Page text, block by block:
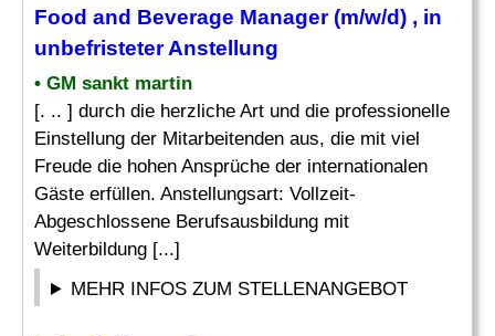
Food and Beverage Manager(m/w/d) , in
unbefristeter Anstellung
• GM sankt martin
[. .. ] durch die herzliche Art und die professionelle
Einstellung der Mitarbeitenden aus, die mit viel
Freude die hohen Ansprüche der internationalen
Gäste erfüllen. Anstellungsart: Vollzeit-
Abgeschlossene Berufsausbildung mit
Weiterbildung [...]
MEHR INFOS ZUM STELLENANGEBOT